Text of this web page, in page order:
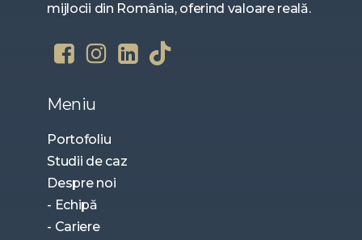
mijlocii din România, oferind valoare reală.
Meniu
Portofoliu
Studii de caz
Despre noi
- Echipă
- Cariere